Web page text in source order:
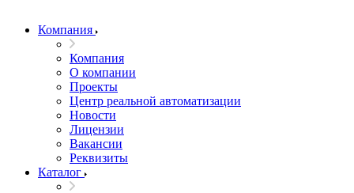
Компания
Компания
О компании
Проекты
Центр реальной автоматизации
Новости
Лицензии
Вакансии
Реквизиты
Каталог